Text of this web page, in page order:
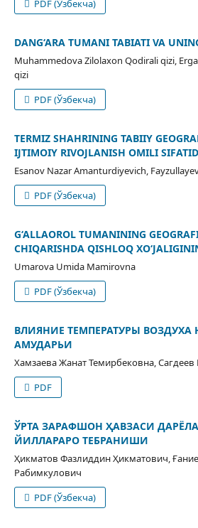
PDF (Ўзбекча)
DANG‘ARA TUMANI TABIATI VA
Muhammedova Zilolaxon Qodirali qizi,
qizi
PDF (Ўзбекча)
TERMIZ SHAHRINING TABIIY
IJTIMOIY RIVOJLANISH OMILI
Esanov Nazar Amanturdiyevich,
PDF (Ўзбекча)
G‘ALLAOROL TUMANINING
CHIQARISHDA QISHLOQ
Umarova Umida Mamirovna
PDF (Ўзбекча)
ВЛИЯНИЕ ТЕМПЕРАТУРЫ ВОЗДУХА
АМУДАРЬИ
Хамзаева Жанат Темирбековна,
PDF
ЎРТА ЗАРАФШОН ҲАВЗАСИ
ЙИЛЛАРАРО ТЕБРАНИШИ
Ҳикматов Фазлиддин Ҳикматович,
Рабимкулович
PDF (Ўзбекча)